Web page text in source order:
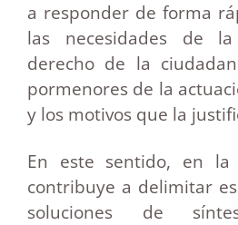
a responder de forma
las necesidades de
derecho de la
pormenores de la
y los motivos que la
En este sentido, en
contribuye a delimitar
soluciones de